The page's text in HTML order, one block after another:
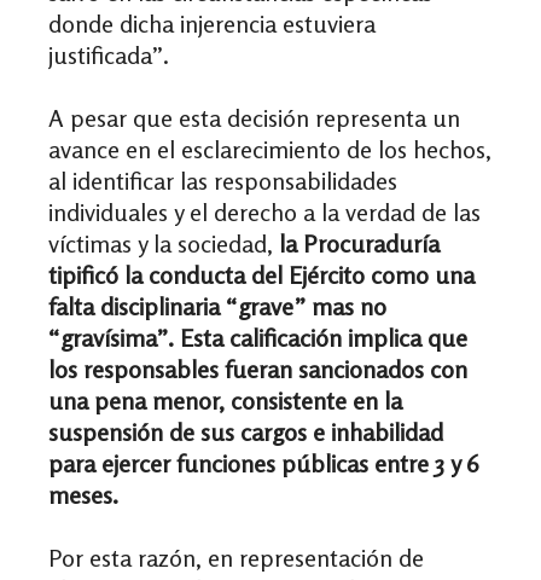
donde dicha injerencia estuviera
justificada”.
A pesar que esta decisión representa un
avance en el esclarecimiento de los hechos,
al identificar las responsabilidades
individuales y el derecho a la verdad de las
víctimas y la sociedad, la Procuraduría
tipificó la conducta del Ejército como una
falta disciplinaria “grave” mas no
“gravísima”. Esta calificación implica que
los responsables fueran sancionados con
una pena menor, consistente en la
suspensión de sus cargos e inhabilidad
para ejercer funciones públicas entre 3 y 6
meses.
Por esta razón, en representación de